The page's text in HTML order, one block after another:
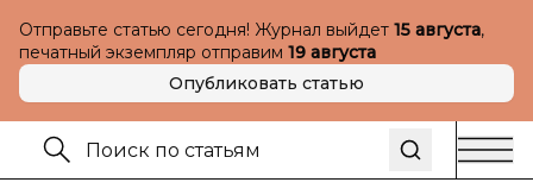
Отправьте статью сегодня! Журнал выйдет 15 августа,
печатный экземпляр отправим 19 августа
Опубликовать статью